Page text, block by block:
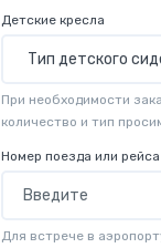
Детские кресла
При необходимости
количество и тип
Номер поезда или рейса
Для встрече в